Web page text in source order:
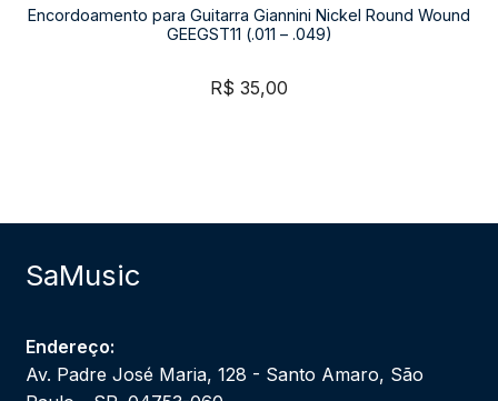
Encordoamento para Guitarra Giannini Nickel Round Wound
GEEGST11 (.011 – .049)
R$ 35,00
SaMusic
Endereço:
Av. Padre José Maria, 128 - Santo Amaro, São